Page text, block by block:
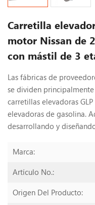
Carretilla
motor Nissan de
con mástil de 3
Las fábricas de
se dividen
carretillas elevadoras
elevadoras de gasolina.
desarrollando y
Marca:
Artículo No.:
Origen Del Producto: